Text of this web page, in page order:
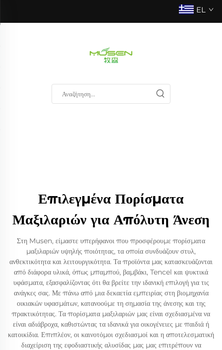
EL
Επιλεγμένα Πορίσματα
Μαξιλαριών για Απόλυτη Άνεση
Στη Musen, είμαστε υπερήφανοι που προσφέρουμε πορίσματα
μαξιλαριών υψηλής ποιότητας, τα οποία συνδυάζουν στυλ,
ανθεκτικότητα και λειτουργικότητα. Τα προϊόντα μας κατασκευάζονται
από διάφορα υλικά, όπως μπαμπού, βαμβάκι, Tencel και ψυκτικά
υφάσματα, εξασφαλίζοντας ότι θα βρείτε την ιδανική επιλογή για τις
ανάγκες σας. Με πάνω από μια δεκαετία εμπειρίας στη βιομηχανία
οικιακών υφασμάτων, κατανοούμε τη σημασία της άνεσης και της
πρακτικότητας. Τα πορίσματα μαξιλαριών μας είναι σχεδιασμένα να
είναι αδιάβροχα, καθιστώντας τα ιδανικά για οικογένειες με παιδιά ή
κατοικίδια. Επιπλέον, οι καινοτόμοι σχεδιασμοί και η αποτελεσματική
διαχείριση της εφοδιαστικής αλυσίδας μας μας επιτρέπουν να